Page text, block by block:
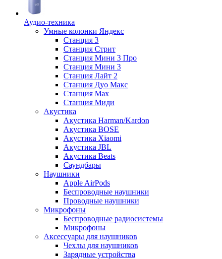
Аудио-техника
Умные колонки Яндекс
Станция 3
Станция Стрит
Станция Мини 3 Про
Станция Мини 3
Станция Лайт 2
Станция Дуо Макс
Станция Max
Станция Миди
Акустика
Акустика Harman/Kardon
Акустика BOSE
Акустика Xiaomi
Акустика JBL
Акустика Beats
Саундбары
Наушники
Apple AirPods
Беспроводные наушники
Проводные наушники
Микрофоны
Беспроводные радиосистемы
Микрофоны
Аксессуары для наушников
Чехлы для наушников
Зарядные устройства